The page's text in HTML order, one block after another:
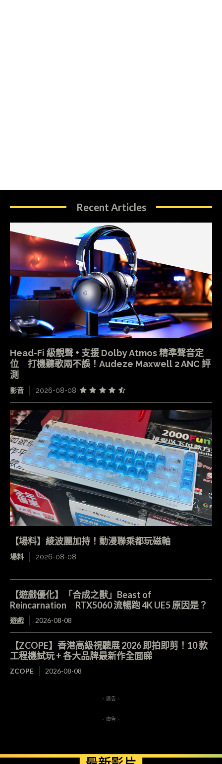
Recent Articles
Head-Fi 級靚聲 + 支援 Dolby Atmos 精準聲音定
位 打機聽歌兩不誤！Audeze Maxwell 2 ANC 評
測
影音 2026-08-08
【場料】綾波麗加持！動漫聯乘都玩磁軸
場料 2026-08-08
【遊戲優化】「合成之獸」Beast of
Reincarnation RTX5060 流暢跑 4K UE5 原因是？
遊戲 2026-08-08
【ZCOPE】香港高級視聽展 2026 即拍即剪！10 款
工程機試玩 + 各大品牌最新作全面睇
ZCOPE 2026-08-08
- 廣告 -
- 廣告 -